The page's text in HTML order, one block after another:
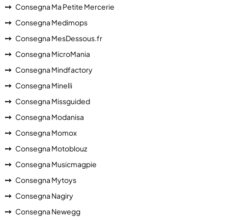
Consegna Ma Petite Mercerie
Consegna Medimops
Consegna MesDessous.fr
Consegna MicroMania
Consegna Mindfactory
Consegna Minelli
Consegna Missguided
Consegna Modanisa
Consegna Momox
Consegna Motoblouz
Consegna Musicmagpie
Consegna Mytoys
Consegna Nagiry
Consegna Newegg